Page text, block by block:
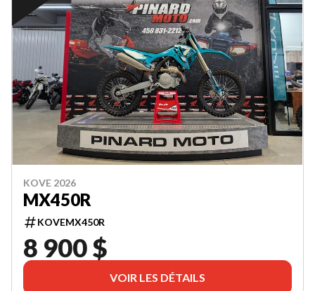
KOVE 2026
MX450R
KOVEMX450R
8 900 $
VOIR LES DÉTAILS